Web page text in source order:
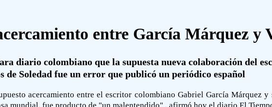
entre García Márquez y
diario colombiano que la supuesta nueva colaboración del
de Soledad fue un error que publicó un periódico español
acercamiento entre el escritor colombiano Gabriel García Márquez